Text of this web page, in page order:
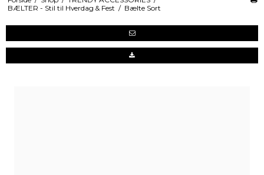
BÆLTER - Stil til Hverdag & Fest / Bælte Sort